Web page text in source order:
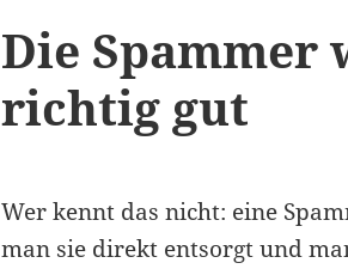
Die Spammer
richtig gut
Wer kennt das nicht: eine
man sie direkt entsorgt und